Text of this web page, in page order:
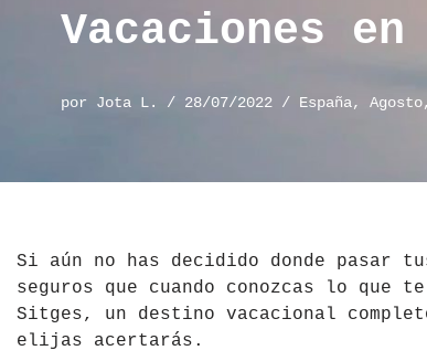
Chile
Cuba
Hawái
México
Indonesia
Japón
La India
Madagascar
Bosnia y Herzegovina
Chipre
Escocia
Eslovenia
Vacaciones
por Jota L. 28/07/2022 España, Agosto
Si aún no has decidido donde pasar
seguros que cuando conozcas lo
Sitges, un destino vacacional
elijas acertarás.